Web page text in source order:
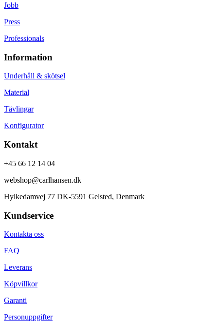
Jobb
Press
Professionals
Information
Underhåll & skötsel
Material
Tävlingar
Konfigurator
Kontakt
+45 66 12 14 04
webshop@carlhansen.dk
Hylkedamvej 77 DK-5591 Gelsted, Denmark
Kundservice
Kontakta oss
FAQ
Leverans
Köpvillkor
Garanti
Personuppgifter